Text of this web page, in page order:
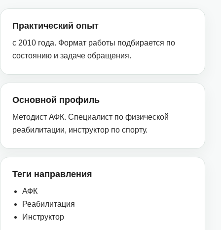
Практический опыт
с 2010 года. Формат работы подбирается по
состоянию и задаче обращения.
Основной профиль
Методист АФК. Специалист по физической
реабилитации, инструктор по спорту.
Теги направления
АФК
Реабилитация
Инструктор